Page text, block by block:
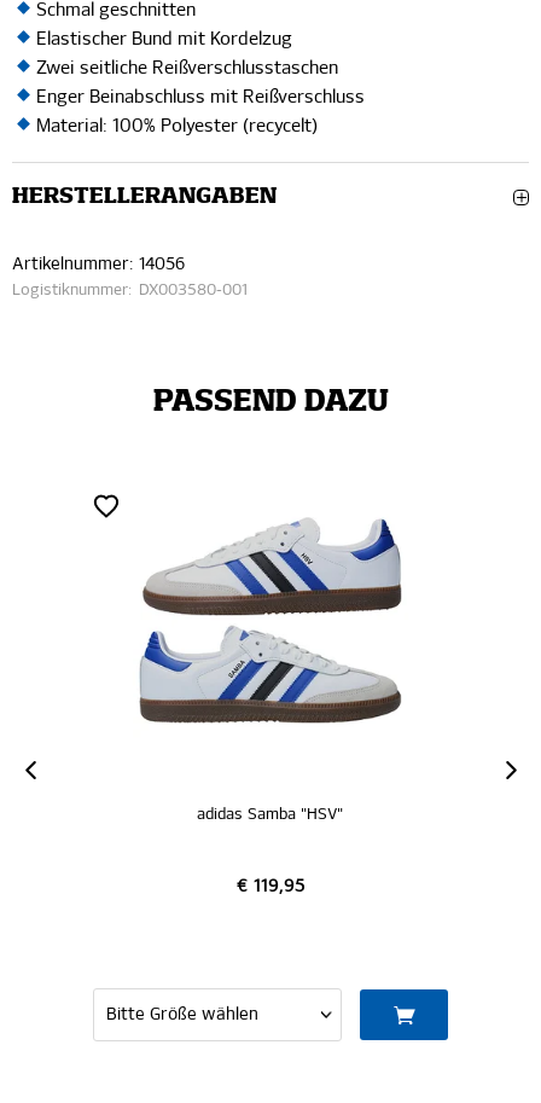
Schmal geschnitten
Elastischer Bund mit Kordelzug
Zwei seitliche Reißverschlusstaschen
Enger Beinabschluss mit Reißverschluss
Material: 100% Polyester (recycelt)
HERSTELLERANGABEN
Artikelnummer: 14056
Logistiknummer: DX003580-001
PASSEND DAZU
adidas Samba "HSV"
€ 119,95